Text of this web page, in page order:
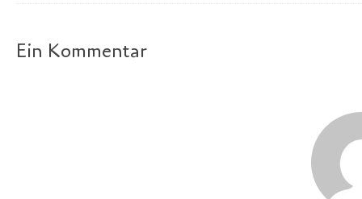
Ein Kommentar